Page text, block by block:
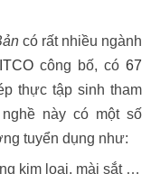
có rất nhiều ngành
công bố, có67
thực tập sinh tham
này có một số
tuyển dụng như:
kim loại, mài sắt …